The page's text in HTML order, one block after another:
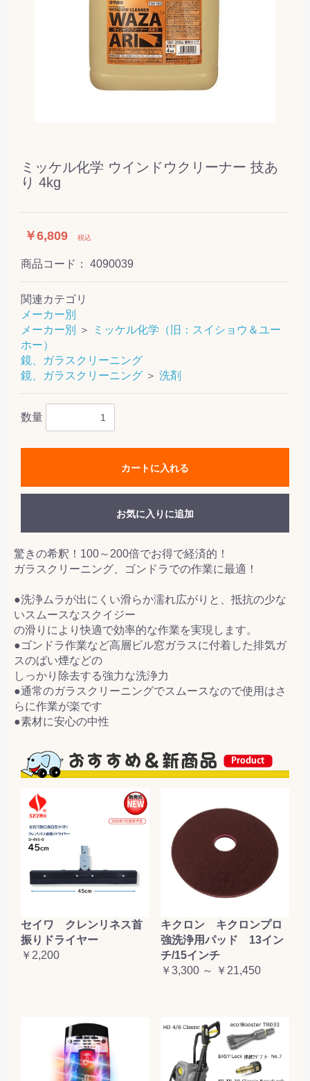
ミッケル化学 ウインドウクリーナー 技あ
り 4kg
￥6,809 税込
商品コード： 4090039
関連カテゴリ
メーカー別
メーカー別
＞
ミッケル化学（旧：スイショウ＆ユー
ホー）
鏡、ガラスクリーニング
鏡、ガラスクリーニング ＞ 洗剤
数量
カートに入れる
お気に入りに追加
驚きの希釈！100～200倍でお得で経済的！
ガラスクリーニング、ゴンドラでの作業に最適！
●洗浄ムラが出にくい滑らか濡れ広がりと、抵抗の少な
いスムースなスクイジー
の滑りにより快適で効率的な作業を実現します。
●ゴンドラ作業など高層ビル窓ガラスに付着した排気ガ
スのばい煙などの
しっかり除去する強力な洗浄力
●通常のガラスクリーニングでスムースなので使用はさ
らに作業が楽です
●素材に安心の中性
セイワ クレンリネス首
振りドライヤー
￥2,200
キクロン キクロンプロ
強洗浄用パッド 13イン
チ/15インチ
￥3,300 ～ ￥21,450